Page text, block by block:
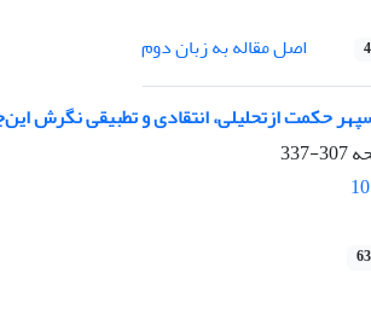
اصل مقاله به زبان دوم
حکمت ازتحلیلی، انتقادی و تطبیقی نگرش
307-337